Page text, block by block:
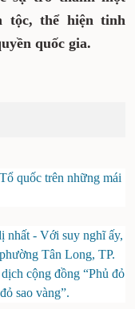
tộc, thể hiện tinh
quốc gia.
quốc trên những mái
nhất - Với suy nghĩ ấy,
Tân Long, TP.
cộng đồng “Phủ đỏ
sao vàng”.